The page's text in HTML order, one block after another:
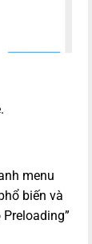
menu
biến và